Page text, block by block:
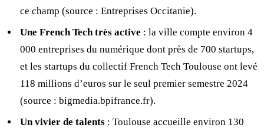
ce champ (source : Entreprises Occitanie).
Une French Tech très active : la ville compte environ 4
000 entreprises du numérique dont près de 700 startups,
et les startups du collectif French Tech Toulouse ont levé
118 millions d’euros sur le seul premier semestre 2024
(source : bigmedia.bpifrance.fr).
Un vivier de talents: Toulouse accueille environ 130